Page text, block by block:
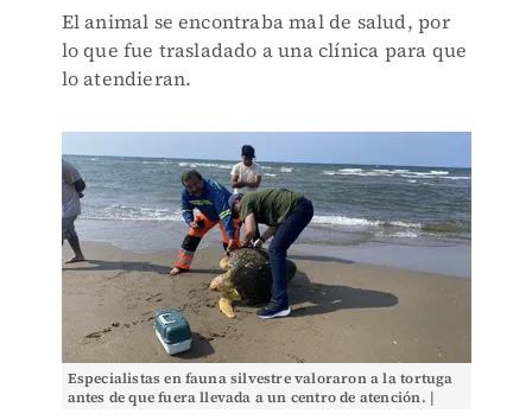
El animal se encontraba mal de salud, por
lo que fue trasladado a una clínica para que
lo atendieran.
Especialistas en fauna silvestre valoraron a la tortuga
antes de que fuera llevada a un centro de atención. |